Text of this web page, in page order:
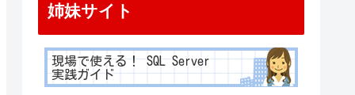
姉妹サイト